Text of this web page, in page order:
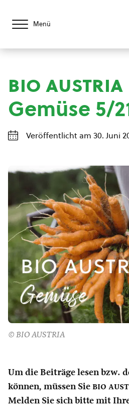
Menü
bio austria
Gemüse 5/
Veröffentlicht am 30. Juni
© BIO AUSTRIA
Um die Beiträge lesen bzw.
können, müssen Sie bio
Melden Sie sich bitte mit